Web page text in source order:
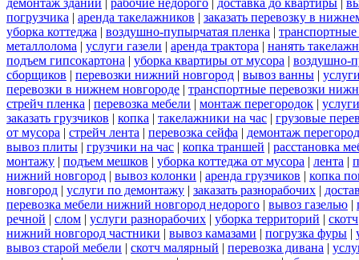
демонтаж зданий | рабочие недорого | доставка до квартиры |
погрузчика | аренда такелажников | заказать перевозку в
уборка коттеджа | воздушно-пупырчатая пленка | транспортные
металлолома | услуги газели | аренда трактора | нанять
подъем гипсокартона | уборка квартиры от мусора | воздушно-
сборщиков | перевозки нижний новгород | вывоз ванны |
перевозки в нижнем новгороде | транспортные перевозки
стрейч пленка | перевозка мебели | монтаж перегородок |
заказать грузчиков | копка | такелажники на час | грузовые
от мусора | стрейч лента | перевозка сейфа | демонтаж
вывоз плиты | грузчики на час | копка траншей | расстановка
монтажу | подъем мешков | уборка коттеджа от мусора | лента |
нижний новгород | вывоз колонки | аренда грузчиков | копка
новгород | услуги по демонтажу | заказать разнорабочих |
перевозка мебели нижний новгород недорого | вывоз газелью |
речной | слом | услуги разнорабочих | уборка территорий | скотч
нижний новгород частники | вывоз камазами | погрузка фуры |
вывоз старой мебели | скотч малярный | перевозка дивана |